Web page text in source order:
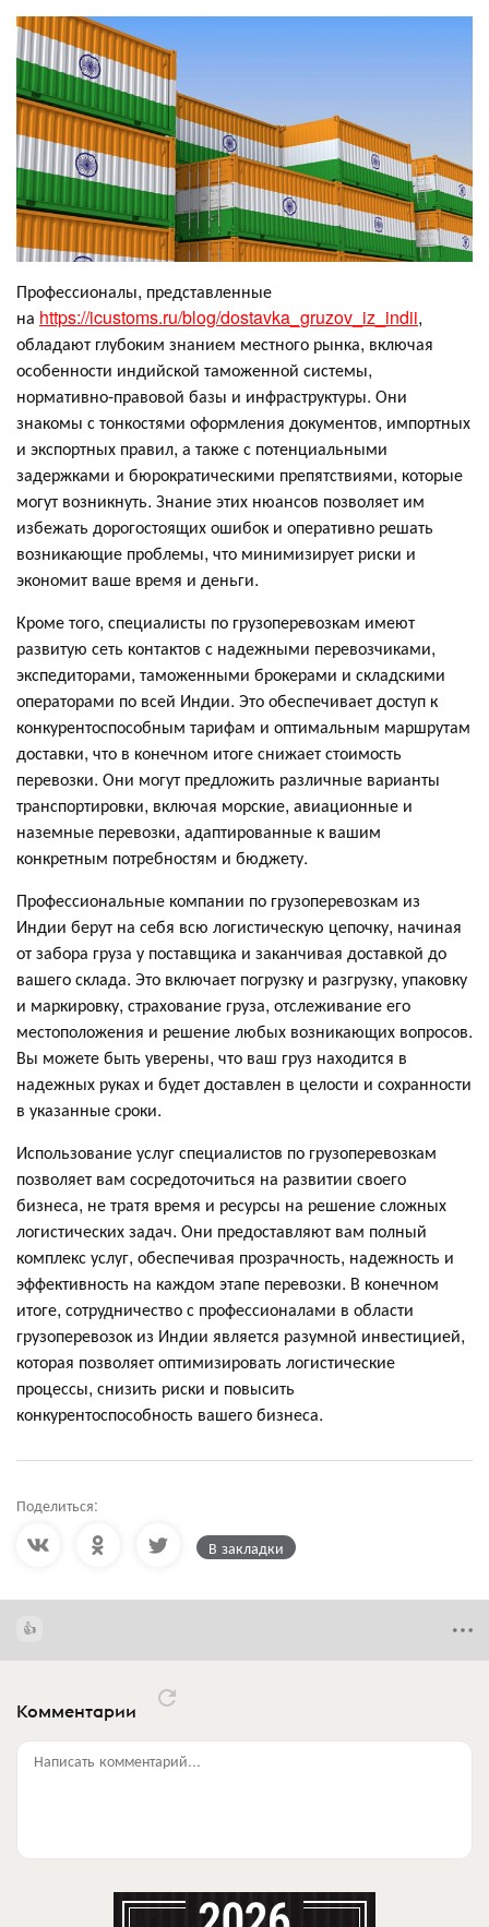
Профессионалы, представленные
на https://icustoms.ru/blog/dostavka_gruzov_iz_indii,
обладают глубоким знанием местного рынка, включая
особенности индийской таможенной системы,
нормативно-правовой базы и инфраструктуры. Они
знакомы с тонкостями оформления документов, импортных
и экспортных правил, а также с потенциальными
задержками и бюрократическими препятствиями, которые
могут возникнуть. Знание этих нюансов позволяет им
избежать дорогостоящих ошибок и оперативно решать
возникающие проблемы, что минимизирует риски и
экономит ваше время и деньги.
Кроме того, специалисты по грузоперевозкам имеют
развитую сеть контактов с надежными перевозчиками,
экспедиторами, таможенными брокерами и складскими
операторами по всей Индии. Это обеспечивает доступ к
конкурентоспособным тарифам и оптимальным маршрутам
доставки, что в конечном итоге снижает стоимость
перевозки. Они могут предложить различные варианты
транспортировки, включая морские, авиационные и
наземные перевозки, адаптированные к вашим
конкретным потребностям и бюджету.
Профессиональные компании по грузоперевозкам из
Индии берут на себя всю логистическую цепочку, начиная
от забора груза у поставщика и заканчивая доставкой до
вашего склада. Это включает погрузку и разгрузку, упаковку
и маркировку, страхование груза, отслеживание его
местоположения и решение любых возникающих вопросов.
Вы можете быть уверены, что ваш груз находится в
надежных руках и будет доставлен в целости и сохранности
в указанные сроки.
Использование услуг специалистов по грузоперевозкам
позволяет вам сосредоточиться на развитии своего
бизнеса, не тратя время и ресурсы на решение сложных
логистических задач. Они предоставляют вам полный
комплекс услуг, обеспечивая прозрачность, надежность и
эффективность на каждом этапе перевозки. В конечном
итоге, сотрудничество с профессионалами в области
грузоперевозок из Индии является разумной инвестицией,
которая позволяет оптимизировать логистические
процессы, снизить риски и повысить
конкурентоспособность вашего бизнеса.
Поделиться:
В закладки
Комментарии
Написать комментарий...